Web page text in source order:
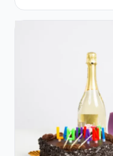
și Floarea Miresei